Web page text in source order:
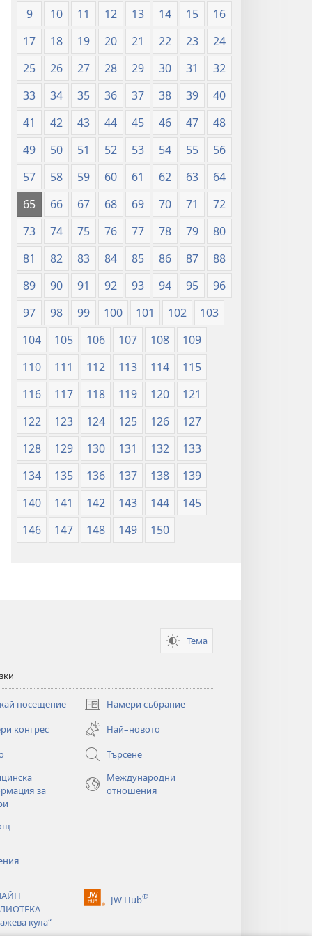
г.)
9
10 11 12 13 14 15
16
17
18 19 20 21 22 23
24
25
26 27 28 29 30 31
32
33
34 35 36 37 38 39
40
41
42 43 44 45 46 47
48
49
50 51 52 53 54 55
56
57
58 59 60 61 62 63
64
65
66 67 68 69 70 71
72
73
74 75 76 77 78 79
80
81
82 83 84 85 86 87
88
89
90 91 92 93 94 95
96
97
98 99 100 101 102
103
104
105 106 107 108
109
110
111 112 113 114
115
116
117 118 119 120
121
122
123 124 125 126
127
128
129 130 131 132
133
134
135 136 137 138
139
140
141 142 143 144
145
146
147 148 149 150
Тема
посещение Намери събрание
(отваря
нов
прозорец)
конгрес
Най–новото
Търсене
за
Международни
отношения
кула“
JW Hub®
(отваря